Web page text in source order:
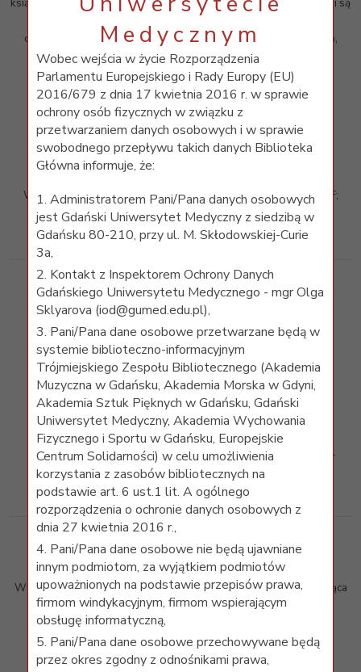
książki, rozprawy naukowe, abstrakty, repozytoria. Uzyskane wyniki są
od najbardziej wartościowychpod względem rangi autora, źródła,
treści publikacji i ilości cytowań. Rekordy bibliograficzne można
eksportować
do programów zarządzających bibliografią załącznikową.
FreeFull PDF
Wyszukiwarka publikacji naukowych dostępnych w formacie PDF;
przegląda ponad 80 milionów bezpłatnych publikacji.
MedNar
Wyszukiwarka internetowych zasobów medycznych,
w tym również tzw. ukrytego internetu (deep web resources).
DOI
Wyszukiwarka artykułów naukowych za pomocą numeru Digital
Object Identifier.
World Wide Science
Wyszukiwarka federacji krajowych portali naukowych, przeszukująca
wyniki badań
państw uczestniczących w projekcie.
Medycznym
Wobec wejścia w życie Rozporządzenia
Parlamentu Europejskiego i Rady Europy (EU)
2016/679 z dnia 17 kwietnia 2016 r. w sprawie
ochrony osób fizycznych w związku z
przetwarzaniem danych osobowych i w sprawie
swobodnego przepływu takich danych Biblioteka
Główna informuje, że:
1. Administratorem Pani/Pana danych osobowych
jest Gdański Uniwersytet Medyczny z siedzibą w
Gdańsku 80-210, przy ul. M. Skłodowskiej-Curie
3a,
2. Kontakt z Inspektorem Ochrony Danych
Gdańskiego Uniwersytetu Medycznego - mgr Olga
Sklyarova (iod@gumed.edu.pl),
3. Pani/Pana dane osobowe przetwarzane będą w
systemie biblioteczno-informacyjnym
Trójmiejskiego Zespołu Bibliotecznego (Akademia
Muzyczna w Gdańsku, Akademia Morska w Gdyni,
Akademia Sztuk Pięknych w Gdańsku, Gdański
Uniwersytet Medyczny, Akademia Wychowania
Fizycznego i Sportu w Gdańsku, Europejskie
Centrum Solidarności) w celu umożliwienia
korzystania z zasobów bibliotecznych na
podstawie art. 6 ust.1 lit. A ogólnego
rozporządzenia o ochronie danych osobowych z
dnia 27 kwietnia 2016 r.,
4. Pani/Pana dane osobowe nie będą ujawniane
innym podmiotom, za wyjątkiem podmiotów
upoważnionych na podstawie przepisów prawa,
firmom windykacyjnym, firmom wspierającym
obsługę informatyczną,
5. Pani/Pana dane osobowe przechowywane będą
przez okres zgodny z odnośnikami prawa,